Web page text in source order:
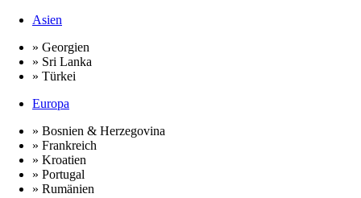
Asien
» Georgien
» Sri Lanka
» Türkei
Europa
» Bosnien & Herzegovina
» Frankreich
» Kroatien
» Portugal
» Rumänien